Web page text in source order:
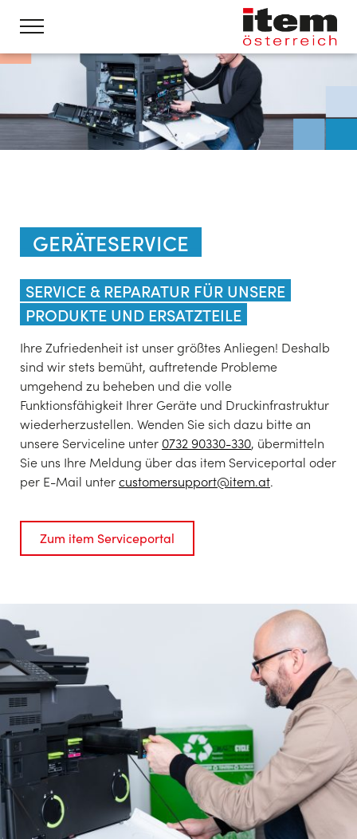
GERÄTESERVICE
SERVICE & REPARATUR FÜR UNSERE
PRODUKTE UND ERSATZTEILE
Ihre Zufriedenheit ist unser größtes Anliegen! Deshalb
sind wir stets bemüht, auftretende Probleme
umgehend zu beheben und die volle
Funktionsfähigkeit Ihrer Geräte und Druckinfrastruktur
wiederherzustellen. Wenden Sie sich dazu bitte an
unsere Serviceline unter 0732 90330-330, übermitteln
Sie uns Ihre Meldung über das item Serviceportal oder
per E-Mail untercustomersupport@item.at.
Zum item Serviceportal